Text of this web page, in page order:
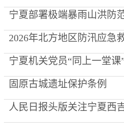
宁夏部署极端暴雨山洪防
固原古城遗址保护条例
人民日报头版关注宁夏西